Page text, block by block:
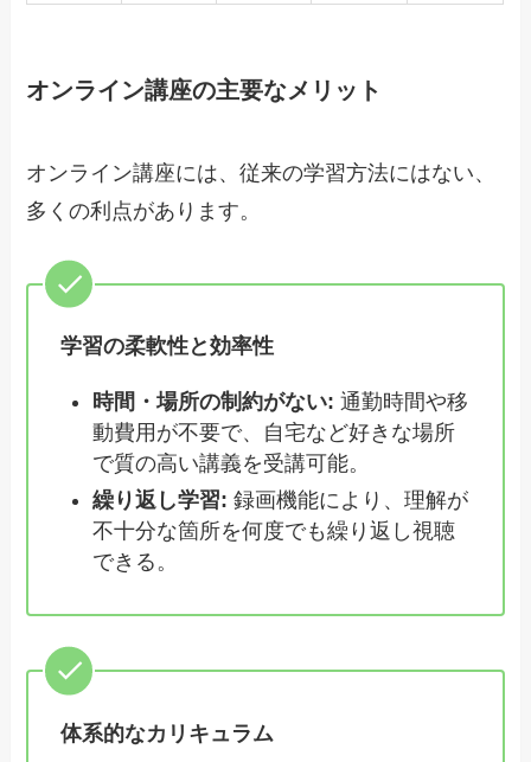
オンライン講座の主要なメリット
オンライン講座には、従来の学習方法にはない、
多くの利点があります。
学習の柔軟性と効率性
時間・場所の制約がない: 通勤時間や移
動費用が不要で、自宅など好きな場所
で質の高い講義を受講可能。
繰り返し学習: 録画機能により、理解が
不十分な箇所を何度でも繰り返し視聴
できる。
体系的なカリキュラム